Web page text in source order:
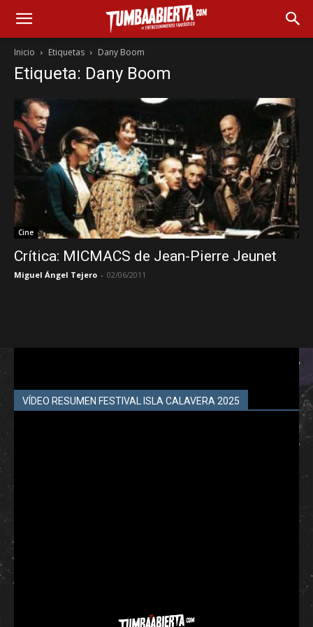
Inicio Etiquetas Dany Boom
Etiqueta: Dany Boom
Cine
Crítica: MICMACS de Jean-Pierre Jeunet
Miguel Ángel Tejero - 02/06/2011
VÍDEO RESUMEN FESTIVAL ISLA CALAVERA 2025